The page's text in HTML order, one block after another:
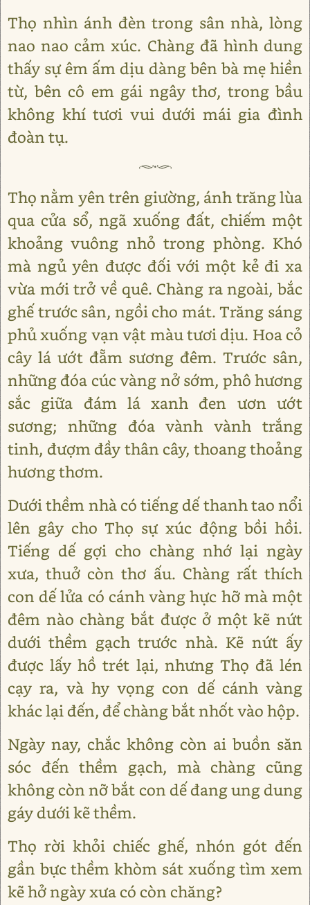
Thọ nhìn ánh đèn trong sân nhà, lòng
nao nao cảm xúc. Chàng đã hình dung
thấy sự êm ấm dịu dàng bên bà mẹ hiền
từ, bên cô em gái ngây thơ, trong bầu
không khí tươi vui dưới mái gia đình
đoàn tụ.
Thọ nằm yên trên giường, ánh trăng lùa
qua cửa sổ, ngã xuống đất, chiếm một
khoảng vuông nhỏ trong phòng. Khó
mà ngủ yên được đối với một kẻ đi xa
vừa mới trở về quê. Chàng ra ngoài, bắc
ghế trước sân, ngồi cho mát. Trăng sáng
phủ xuống vạn vật màu tươi dịu. Hoa cỏ
cây lá ướt đẵm sương đêm. Trước sân,
những đóa cúc vàng nở sớm, phô hương
sắc giữa đám lá xanh đen ươn ướt
sương; những đóa vành vành trắng
tinh, đượm đầy thân cây, thoang thoảng
hương thơm.
Dưới thềm nhà có tiếng dế thanh tao nổi
lên gây cho Thọ sự xúc động bồi hồi.
Tiếng dế gợi cho chàng nhớ lại ngày
xưa, thuở còn thơ ấu. Chàng rất thích
con dế lửa có cánh vàng hực hỡ mà một
đêm nào chàng bắt được ở một kẽ nứt
dưới thềm gạch trước nhà. Kẽ nứt ấy
được lấy hồ trét lại, nhưng Thọ đã lén
cạy ra, và hy vọng con dế cánh vàng
khác lại đến, để chàng bắt nhốt vào hộp.
Ngày nay, chắc không còn ai buồn săn
sóc đến thềm gạch, mà chàng cũng
không còn nỡ bắt con dế đang ung dung
gáy dưới kẽ thềm.
Thọ rời khỏi chiếc ghế, nhón gót đến
gần bực thềm khòm sát xuống tìm xem
kẽ hở ngày xưa có còn chăng?